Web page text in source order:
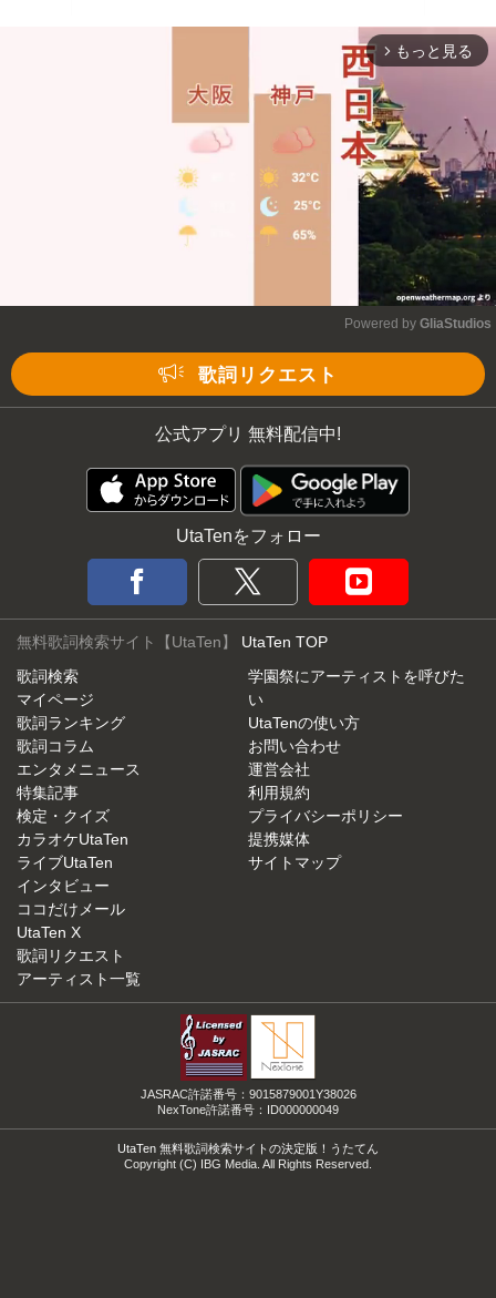
arrow_forward_ios もっと見る
Powered by GliaStudios
歌詞リクエスト
公式アプリ 無料配信中!
UtaTenをフォロー
無料歌詞検索サイト【UtaTen】 UtaTen TOP
歌詞検索
マイページ
歌詞ランキング
歌詞コラム
エンタメニュース
特集記事
検定・クイズ
カラオケUtaTen
ライブUtaTen
インタビュー
ココだけメール
UtaTen X
歌詞リクエスト
アーティスト一覧
学園祭にアーティストを呼びた
い
UtaTenの使い方
お問い合わせ
運営会社
利用規約
プライバシーポリシー
提携媒体
サイトマップ
JASRAC許諾番号：9015879001Y38026
NexTone許諾番号：ID000000049
UtaTen 無料歌詞検索サイトの決定版！うたてん
Copyright (C) IBG Media. All Rights Reserved.